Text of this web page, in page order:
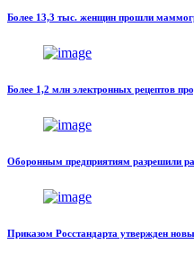
Более 13,3 тыс. женщин прошли
Более 1,2 млн электронных рецептов
Оборонным предприятиям разрешили
Приказом Росстандарта утвержден